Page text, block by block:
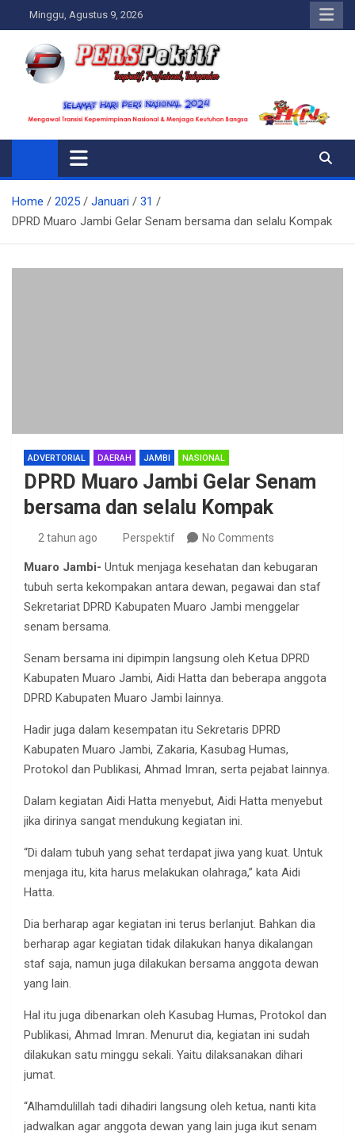
to
content
Minggu, Agustus 9, 2026
Perspektif.today
Ispiratif Profesional Independen
Home 2025 Januari
31
DPRD Muaro Jambi Gelar Senam bersama dan selalu Kompak
ADVERTORIAL DAERAH JAMBI NASIONAL
DPRD Muaro Jambi Gelar Senam
bersama dan selalu Kompak
2 tahun ago Perspektif No Comments
Muaro Jambi- Untuk menjaga kesehatan dan kebugaran
tubuh serta kekompakan antara dewan, pegawai dan staf
Sekretariat DPRD Kabupaten Muaro Jambi menggelar
senam bersama.
Senam bersama ini dipimpin langsung oleh Ketua DPRD
Kabupaten Muaro Jambi, Aidi Hatta dan beberapa anggota
DPRD Kabupaten Muaro Jambi lainnya.
Hadir juga dalam kesempatan itu Sekretaris DPRD
Kabupaten Muaro Jambi, Zakaria, Kasubag Humas,
Protokol dan Publikasi, Ahmad Imran, serta pejabat lainnya.
Dalam kegiatan Aidi Hatta menyebut, Aidi Hatta menyebut
jika dirinya sangat mendukung kegiatan ini.
“Di dalam tubuh yang sehat terdapat jiwa yang kuat. Untuk
menjaga itu, kita harus melakukan olahraga,” kata Aidi
Hatta.
Dia berharap agar kegiatan ini terus berlanjut. Bahkan dia
berharap agar kegiatan tidak dilakukan hanya dikalangan
staf saja, namun juga dilakukan bersama anggota dewan
yang lain.
Hal itu juga dibenarkan oleh Kasubag Humas, Protokol dan
Publikasi, Ahmad Imran. Menurut dia, kegiatan ini sudah
dilakukan satu minggu sekali. Yaitu dilaksanakan dihari
jumat.
“Alhamdulillah tadi dihadiri langsung oleh ketua, nanti kita
jadwalkan agar anggota dewan yang lain juga ikut senam